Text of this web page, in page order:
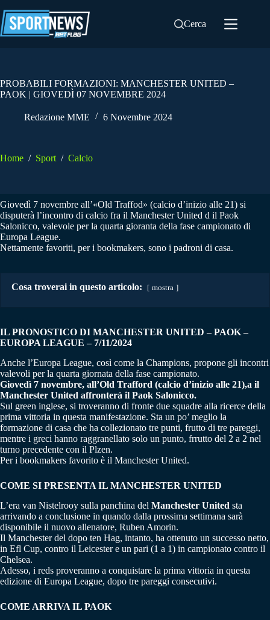
al
contenuto
Cerca
PROBABILI FORMAZIONI: MANCHESTER UNITED –
PAOK | GIOVEDÌ 07 NOVEMBRE 2024
Redazione MME 6 Novembre 2024
Home / Sport / Calcio
Giovedì 7 novembre all’«Old Traffod» (calcio d’inizio alle 21) si
disputerà l’incontro di calcio fra il Manchester United d il Paok
Salonicco, valevole per la quarta gioranta della fase campionato di
Europa League.
Nettamente favoriti, per i bookmakers, sono i padroni di casa.
Cosa troverai in questo articolo: mostra
IL PRONOSTICO DI MANCHESTER UNITED – PAOK –
EUROPA LEAGUE – 7/11/2024
Anche l’Europa League, così come la Champions, propone gli incontri
valevoli per la quarta giornata della fase campionato.
Giovedì 7 novembre, all’Old Trafford (calcio d’inizio alle 21),a il
Manchester United affronterà il Paok Salonicco.
Sul green inglese, si troveranno di fronte due squadre alla ricerce della
prima vittoria in questa manifestazione. Sta un po’ meglio la
formazione di casa che ha collezionato tre punti, frutto di tre pareggi,
mentre i greci hanno raggranellato solo un punto, frrutto del 2 a 2 nel
turno precedente con il Plzen.
Per i bookmakers favorito è il Manchester United.
COME SI PRESENTA IL MANCHESTER UNITED
L’era van Nistelrooy sulla panchina del Manchester United sta
arrivando a conclusione in quando dalla prossima settimana sarà
disponibile il nuovo allenatore, Ruben Amorin.
Il Manchester del dopo ten Hag, intanto, ha ottenuto un successo netto,
in Efl Cup, contro il Leicester e un pari (1 a 1) in campionato contro il
Chelsea.
Adesso, i reds proveranno a conquistare la prima vittoria in questa
edizione di Europa League, dopo tre pareggi consecutivi.
COME ARRIVA IL PAOK